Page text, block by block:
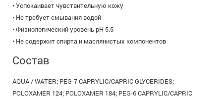
• Успокаивает чувствительную кожу
• Не требует смывания водой
• Физиологический уровень pH 5.5
• Не содержит спирта и маслянистых компонентов
Состав
AQUA / WATER; PEG-7 CAPRYLIC/CAPRIC GLYCERIDES;
POLOXAMER 124; POLOXAMER 184; PEG-6 CAPRYLIC/CAPRIC